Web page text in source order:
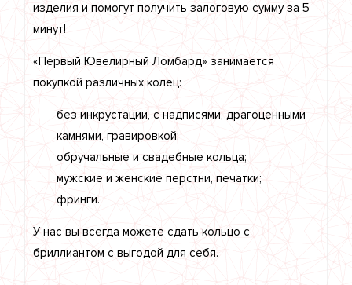
изделия и помогут получить залоговую сумму за 5
минут!
«Первый Ювелирный Ломбард» занимается
покупкой различных колец:
без инкрустации, с надписями, драгоценными
камнями, гравировкой;
обручальные и свадебные кольца;
мужские и женские перстни, печатки;
фринги.
У нас вы всегда можете сдать кольцо с
бриллиантом с выгодой для себя.